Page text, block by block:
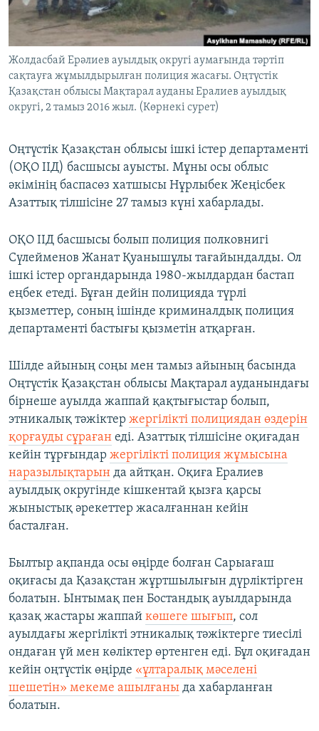
ЖАЗЫЛЫҢЫЗ
Басқа тілдерде
Жолдасбай Ерәлиев ауылдық округі аумағында тәртіп
сақтауға жұмылдырылған полиция жасағы. Оңтүстік
Қазақстан облысы Мақтарал ауданы Ералиев ауылдық
округі, 2 тамыз 2016 жыл. (Көрнекі сурет)
Оңтүстік Қазақстан облысы ішкі істер департаменті
(ОҚО ІІД) басшысы ауысты. Мұны осы облыс
әкімінің баспасөз хатшысы Нұрлыбек Жеңісбек
Азаттық тілшісіне 27 тамыз күні хабарлады.
ОҚО ІІД басшысы болып полиция полковнигі
Сүлейменов Жанат Қуанышұлы тағайындалды. Ол
ішкі істер органдарында 1980-жылдардан бастап
еңбек етеді. Бұған дейін полицияда түрлі
қызметтер, соның ішінде криминалдық полиция
департаменті бастығы қызметін атқарған.
Шілде айының соңы мен тамыз айының басында
Оңтүстік Қазақстан облысы Мақтарал ауданындағы
бірнеше ауылда жаппай қақтығыстар болып,
этникалық тәжіктер жергілікті полициядан өздерін
қорғауды сұраған еді. Азаттық тілшісіне оқиғадан
кейін тұрғындар жергілікті полиция жұмысына
наразылықтарын да айтқан. Оқиға Ералиев
ауылдық округінде кішкентай қызға қарсы
жыныстық әрекеттер жасалғаннан кейін
басталған.
Былтыр ақпанда осы өңірде болған Сарыағаш
оқиғасы да Қазақстан жұртшылығын дүрліктірген
болатын. Ынтымақ пен Бостандық ауылдарында
қазақ жастары жаппай көшеге шығып, сол
ауылдағы жергілікті этникалық тәжіктерге тиесілі
ондаған үй мен көліктер өртенген еді. Бұл оқиғадан
кейін оңтүстік өңірде «ұлтаралық мәселені
шешетін» мекеме ашылғаны да хабарланған
болатын.